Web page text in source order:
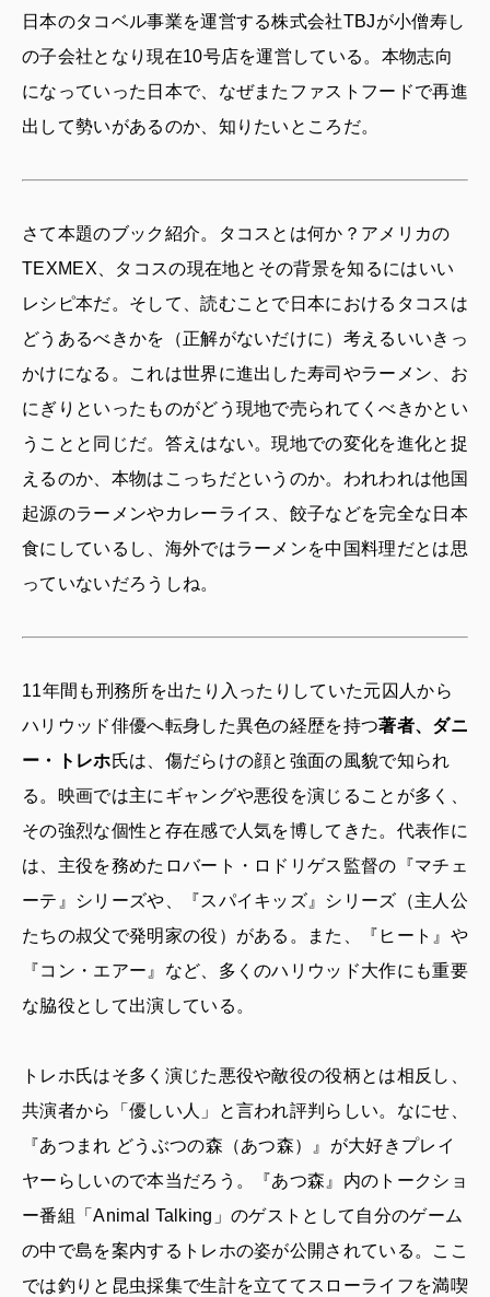
日本のタコベル事業を運営する株式会社TBJが小僧寿し
の子会社となり現在10号店を運営している。本物志向
になっていった日本で、なぜまたファストフードで再進
出して勢いがあるのか、知りたいところだ。
さて本題のブック紹介。タコスとは何か？アメリカの
TEXMEX、タコスの現在地とその背景を知るにはいい
レシピ本だ。そして、読むことで日本におけるタコスは
どうあるべきかを（正解がないだけに）考えるいいきっ
かけになる。これは世界に進出した寿司やラーメン、お
にぎりといったものがどう現地で売られてくべきかとい
うことと同じだ。答えはない。現地での変化を進化と捉
えるのか、本物はこっちだというのか。われわれは他国
起源のラーメンやカレーライス、餃子などを完全な日本
食にしているし、海外ではラーメンを中国料理だとは思
っていないだろうしね。
11年間も刑務所を出たり入ったりしていた元囚人から
ハリウッド俳優へ転身した異色の経歴を持つ著者、ダニ
ー・トレホ氏は、傷だらけの顔と強面の風貌で知られ
る。映画では主にギャングや悪役を演じることが多く、
その強烈な個性と存在感で人気を博してきた。代表作に
は、主役を務めたロバート・ロドリゲス監督の『マチェ
ーテ』シリーズや、『スパイキッズ』シリーズ（主人公
たちの叔父で発明家の役）がある。また、『ヒート』や
『コン・エアー』など、多くのハリウッド大作にも重要
な脇役として出演している。
トレホ氏はそ多く演じた悪役や敵役の役柄とは相反し、
共演者から「優しい人」と言われ評判らしい。なにせ、
『あつまれ どうぶつの森（あつ森）』が大好きプレイ
ヤーらしいので本当だろう。『あつ森』内のトークショ
ー番組「Animal Talking」のゲストとして自分のゲーム
の中で島を案内するトレホの姿が公開されている。ここ
では釣りと昆虫採集で生計を立ててスローライフを満喫